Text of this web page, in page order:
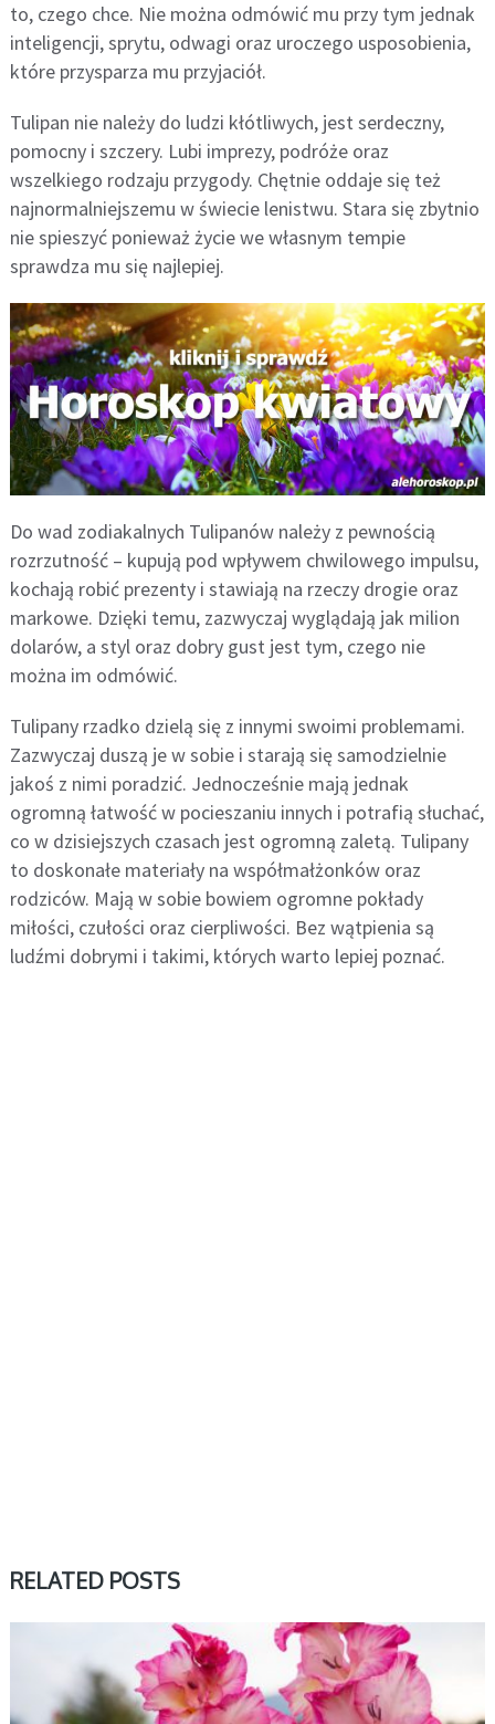
to, czego chce. Nie można odmówić mu przy tym jednak
inteligencji, sprytu, odwagi oraz uroczego usposobienia,
które przysparza mu przyjaciół.
Tulipan nie należy do ludzi kłótliwych, jest serdeczny,
pomocny i szczery. Lubi imprezy, podróże oraz
wszelkiego rodzaju przygody. Chętnie oddaje się też
najnormalniejszemu w świecie lenistwu. Stara się zbytnio
nie spieszyć ponieważ życie we własnym tempie
sprawdza mu się najlepiej.
Do wad zodiakalnych Tulipanów należy z pewnością
rozrzutność – kupują pod wpływem chwilowego impulsu,
kochają robić prezenty i stawiają na rzeczy drogie oraz
markowe. Dzięki temu, zazwyczaj wyglądają jak milion
dolarów, a styl oraz dobry gust jest tym, czego nie
można im odmówić.
Tulipany rzadko dzielą się z innymi swoimi problemami.
Zazwyczaj duszą je w sobie i starają się samodzielnie
jakoś z nimi poradzić. Jednocześnie mają jednak
ogromną łatwość w pocieszaniu innych i potrafią słuchać,
co w dzisiejszych czasach jest ogromną zaletą. Tulipany
to doskonałe materiały na współmałżonków oraz
rodziców. Mają w sobie bowiem ogromne pokłady
miłości, czułości oraz cierpliwości. Bez wątpienia są
ludźmi dobrymi i takimi, których warto lepiej poznać.
RELATED POSTS
KWIATOWE ZNAKI ZODIAKU